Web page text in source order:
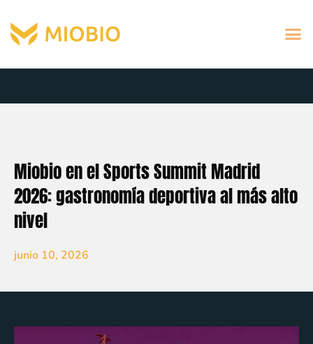
Miobio en el Sports Summit Madrid
2026: gastronomía deportiva al más alto
nivel
junio 10, 2026